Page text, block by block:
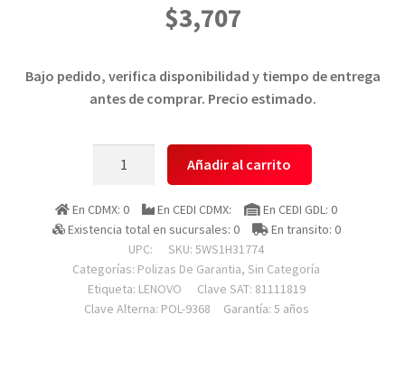
$3,707
Bajo pedido, verifica disponibilidad y tiempo de entrega
antes de comprar. Precio estimado.
Garant?
a
Upgrade
A
Añadir al carrito
En CDMX: 0 En CEDI CDMX:
En CEDI GDL: 0
Existencia total en sucursales: 0
En transito: 0
UPC:
SKU: 5WS1H31774
Categorías: Polizas De Garantia, Sin Categoría
Etiqueta: LENOVO
Clave SAT: 81111819
Clave Alterna: POL-9368
Garantía: 5 años